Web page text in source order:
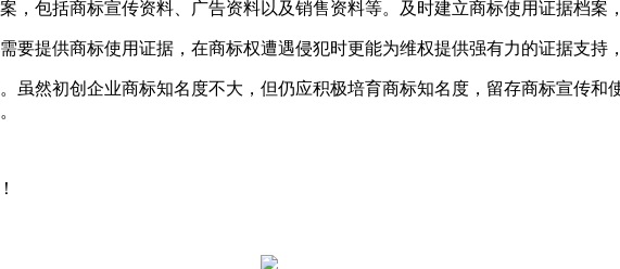
包括商标宣传资料、广告资料以及销售资料等。及时建立商标使用证据档案
提供商标使用证据，在商标权遭遇侵犯时更能为维权提供强有力的证据支持
虽然初创企业商标知名度不大，但仍应积极培育商标知名度，留存商标宣传和